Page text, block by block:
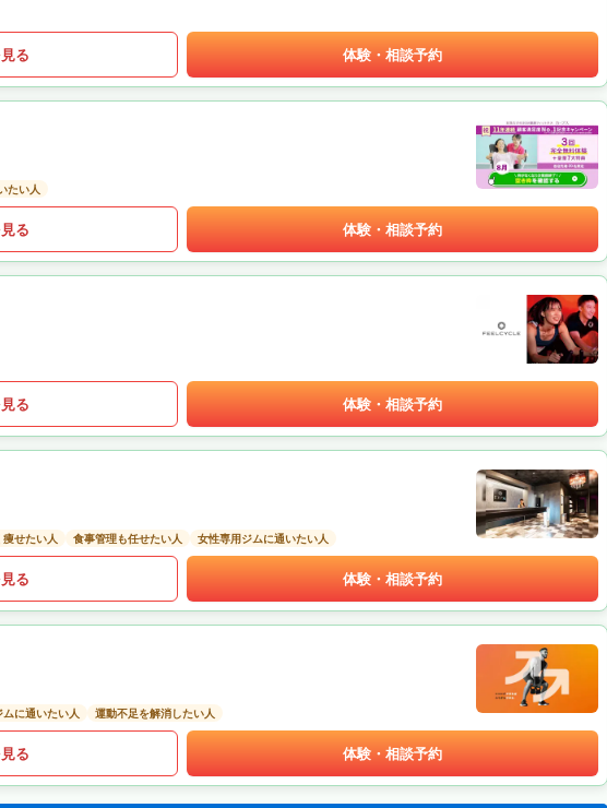
る 体験・相談予約
たい人
る 体験・相談予約
る 体験・相談予約
痩せたい人 食事管理も任せたい人 女性専用ジムに通いたい人
る 体験・相談予約
に通いたい人 運動不足を解消したい人
る 体験・相談予約